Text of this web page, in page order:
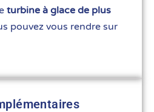
turbine à glace de plus
pouvez vous rendre sur